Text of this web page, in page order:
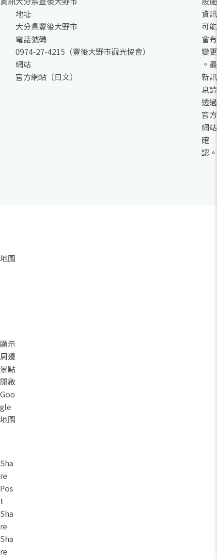
地址
大分県豐後大野市
電話號碼
0974-27-4215（豐後大野市觀光協會）
網站
官方網站（日文）
資訊
可能
會有
變更
。最
新訊
息請
透過
官方
網站
確
認。
地圖
顯示
周邊
景點
開啟
Goo
gle
地圖
Sha
re
Pos
t
Sha
re
Sha
re